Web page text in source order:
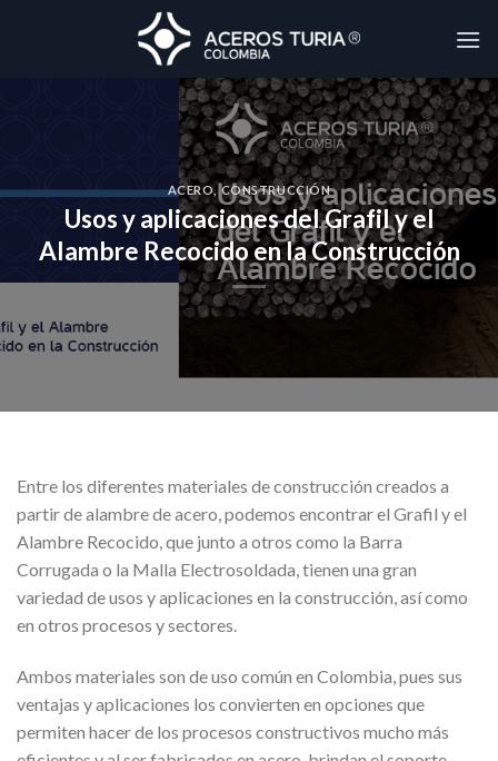
ACERO , CONSTRUCCIÓN
Usos y aplicaciones del Grafil y el
Alambre Recocido en la Construcción
Entre los diferentes materiales de construcción creados a
partir de alambre de acero, podemos encontrar el Grafil y el
Alambre Recocido, que junto a otros como la Barra
Corrugada o la Malla Electrosoldada, tienen una gran
variedad de usos y aplicaciones en la construcción, así como
en otros procesos y sectores.
Ambos materiales son de uso común en Colombia, pues sus
ventajas y aplicaciones los convierten en opciones que
permiten hacer de los procesos constructivos mucho más